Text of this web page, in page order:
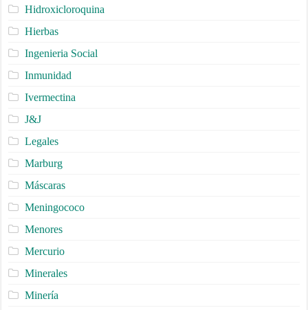
Hidroxicloroquina
Hierbas
Ingenieria Social
Inmunidad
Ivermectina
J&J
Legales
Marburg
Máscaras
Meningococo
Menores
Mercurio
Minerales
Minería